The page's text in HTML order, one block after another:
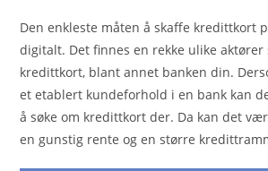
Den enkleste måten å skaffe kredittkort
digitalt. Det finnes en rekke ulike
kredittkort, blant annet banken din.
et etablert kundeforhold i en bank kan
å søke om kredittkort der. Da kan det
en gunstig rente og en større